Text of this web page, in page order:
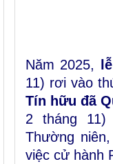
Năm 2025,
11) rơi vào
Tín hữu đã
2 tháng 11)
Thường
việc cử hành